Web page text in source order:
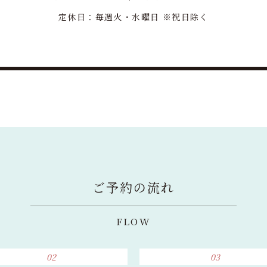
定休日：毎週火・水曜日 ※祝日除く
ご予約の流れ
FLOW
02 03